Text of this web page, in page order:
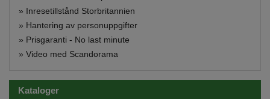
» Inresetillstånd Storbritannien
» Hantering av personuppgifter
» Prisgaranti - No last minute
» Video med Scandorama
Kataloger